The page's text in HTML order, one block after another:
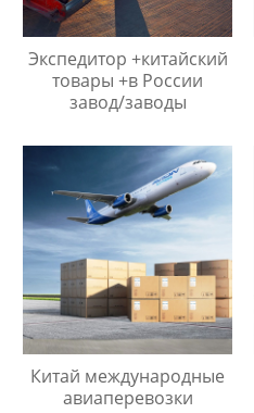
Экспедитор +китайский
товары +в России
завод/заводы
Китай международные
авиаперевозки